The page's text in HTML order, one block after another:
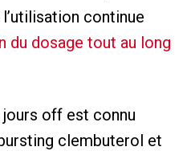
continue
du dosage tout au long
off est connu
clembuterol et